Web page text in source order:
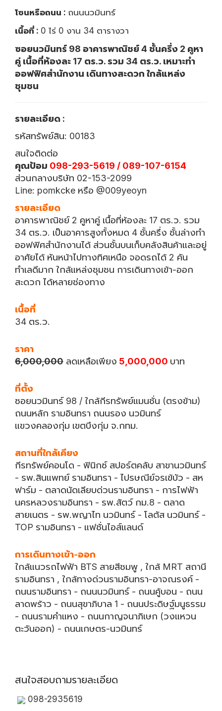
โซนหรือถนน : ถนนนวมินทร์
เนื้อที่ : 0 ไร่ 0 งาน 34 ตารางวา
ซอยนวมินทร์ 98 อาคารพาณิชย์ 4 ชั้นครึ่ง 2 คูหา
คู่ เนื้อที่ห้องละ 17 ตร.ว. รวม 34 ตร.ว. เหมาะทำ
ออฟฟิศสำนักงาน เดินทางสะดวก ใกล้แหล่ง
ชุมชน
รายละเอียด :
รหัสทรัพย์สิน: 00183
สนใจติดต่อ
คุณป้อม 098-293-5619 / 089-107-6154
ส่วนกลางบริษัท 02-153-2099
Line: pomkcke หรือ @009yeoyn
รายละเอียด
อาคารพาณิชย์ 2 คูหาคู่ เนื้อที่ห้องละ 17 ตร.ว. รวม
34 ตร.ว. เป็นอาคารสูงทั้งหมด 4 ชั้นครึ่ง ชั้นล่างทำ
ออฟฟิศสำนักงานได้ ส่วนชั้นบนเก็บคลังสินค้าและอยู่
อาศัยได้ หันหน้าไปทางทิศเหนือ จอดรถได้ 2 คัน
ทำเลดีมาก ใกล้แหล่งชุมชน การเดินทางเข้า-ออก
สะดวก ได้หลายช่องทาง
เนื้อที่
34 ตร.ว.
ราคา
6,000,000 ลดเหลือเพียง 5,000,000 บาท
ที่ตั้ง
ซอยนวมินทร์ 98 / ใกล้กีรทรัพย์แมนชั่น (ตรงข้าม)
ถนนหลัก รามอินทรา ถนนรอง นวมินทร์
แขวงคลองกุ่ม เขตบึงกุ่ม จ.กทม.
สถานที่ใกล้เคียง
กีรทรัพย์คอนโด - ฟินิกซ์ สปอร์ตคลับ สาขานวมินทร์
- รพ.สินแพทย์ รามอินทรา - ไปรษณีย์จรเข้บัว - สห
ฟาร์ม - ตลาดนัดเลียบด่วนรามอินทรา - การไฟฟ้า
นครหลวงรามอินทรา - รพ.สัตว์ กม.8 - ตลาด
สายเนตร - รพ.พญาไท นวมินทร์ - โลตัส นวมินทร์ -
TOP รามอินทรา - แฟชั่นไอส์แลนด์
การเดินทางเข้า-ออก
ใกล้แนวรถไฟฟ้า BTS สายสีชมพู , ใกล้ MRT สถานี
รามอินทรา , ใกล้ทางด่วนรามอินทรา-อาจณรงค์ -
ถนนรามอินทรา - ถนนนวมินทร์ - ถนนคู้บอน - ถนน
ลาดพร้าว - ถนนสุขาภิบาล 1 - ถนนประดิษฐ์มนูธรรม
- ถนนรามคำแหง - ถนนกาญจนาภิเษก (วงแหวน
ตะวันออก) - ถนนเกษตร-นวมินทร์
สนใจสอบถามรายละเอียด
098-2935619